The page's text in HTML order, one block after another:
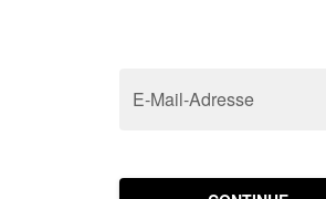
E-Mail-Adresse